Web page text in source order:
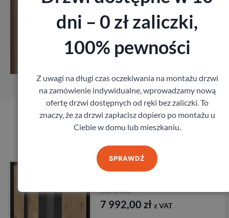
Produkty marki Barański
Drzwi BARAŃSKI PRESTIGE
Barański
7 992,00 zł z VAT
dni – 0 zł zaliczki,
100% pewności
Z uwagi na długi czas oczekiwania na montażu drzwi
na zamówienie indywidualne, wprowadzamy nową
ofertę drzwi dostępnych od ręki bez zaliczki. To
znaczy, że za drzwi zapłacisz dopiero po montażu u
Ciebie w domu lub mieszkaniu.
SPRAWDŹ